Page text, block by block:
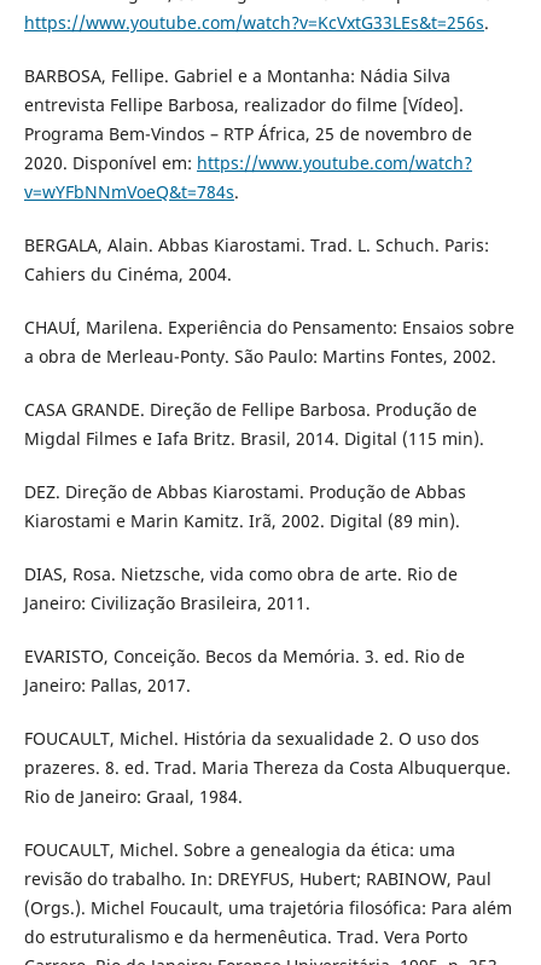
https://www.youtube.com/watch?v=KcVxtG33LEs&t=256s.
BARBOSA, Fellipe. Gabriel e a Montanha: Nádia Silva
entrevista Fellipe Barbosa, realizador do filme [Vídeo].
Programa Bem-Vindos – RTP África, 25 de novembro de
2020. Disponível em: https://www.youtube.com/watch?
v=wYFbNNmVoeQ&t=784s.
BERGALA, Alain. Abbas Kiarostami. Trad. L. Schuch. Paris:
Cahiers du Cinéma, 2004.
CHAUÍ, Marilena. Experiência do Pensamento: Ensaios sobre
a obra de Merleau-Ponty. São Paulo: Martins Fontes, 2002.
CASA GRANDE. Direção de Fellipe Barbosa. Produção de
Migdal Filmes e Iafa Britz. Brasil, 2014. Digital (115 min).
DEZ. Direção de Abbas Kiarostami. Produção de Abbas
Kiarostami e Marin Kamitz. Irã, 2002. Digital (89 min).
DIAS, Rosa. Nietzsche, vida como obra de arte. Rio de
Janeiro: Civilização Brasileira, 2011.
EVARISTO, Conceição. Becos da Memória. 3. ed. Rio de
Janeiro: Pallas, 2017.
FOUCAULT, Michel. História da sexualidade 2. O uso dos
prazeres. 8. ed. Trad. Maria Thereza da Costa Albuquerque.
Rio de Janeiro: Graal, 1984.
FOUCAULT, Michel. Sobre a genealogia da ética: uma
revisão do trabalho. In: DREYFUS, Hubert; RABINOW, Paul
(Orgs.). Michel Foucault, uma trajetória filosófica: Para além
do estruturalismo e da hermenêutica. Trad. Vera Porto